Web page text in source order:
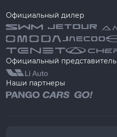
Официальный дилер
Официальный представитель
Наши партнеры